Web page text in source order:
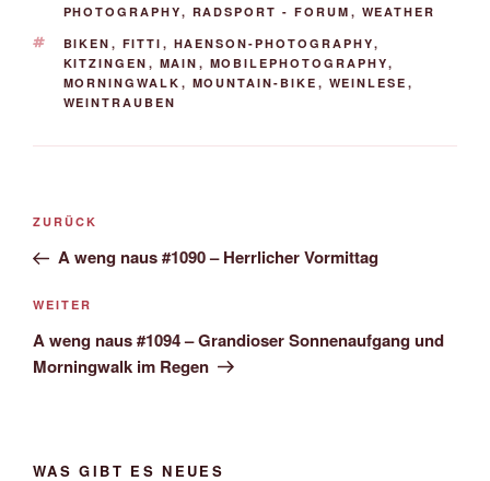
PHOTOGRAPHY, RADSPORT - FORUM , WEATHER
SCHLAGWÖRTER
BIKEN , FITTI , HAENSON-PHOTOGRAPHY,
KITZINGEN , MAIN , MOBILEPHOTOGRAPHY,
MORNINGWALK , MOUNTAIN-BIKE , WEINLESE ,
WEINTRAUBEN
Beitrags-
Vorheriger
Beitrag
ZURÜCK
A weng naus #1090 – Herrlicher Vormittag
Nächster
Beitrag
WEITER
A weng naus #1094 – Grandioser Sonnenaufgang und
Morningwalk im Regen
WAS GIBT ES NEUES